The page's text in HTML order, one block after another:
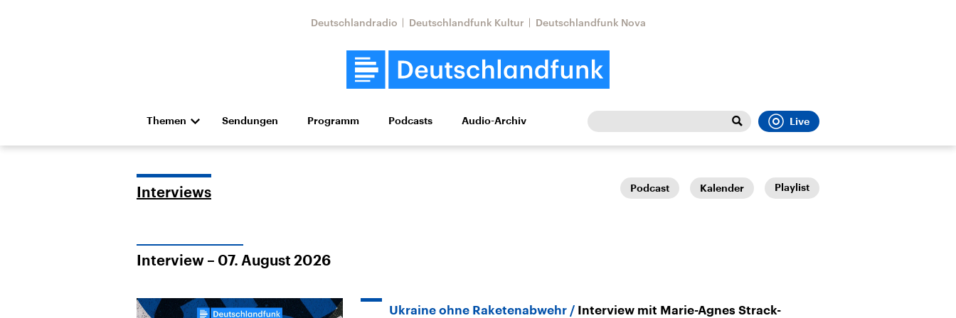
Deutschlandradio Deutschlandfunk Kultur Deutschlandfunk Nova
Themen
Die Nachrichten Politik Wirtschaft Wissen Kultur Europa Gesellschaft Sport
Hörspiel und Feature
Landtagswahl Sachsen-
Anhalt 2026
USA
Aktuelle Beiträge,
Aktuelle Lage und
Aktuelle Lage und
In unseren Faktenchecks
Sendungen Programm Podcasts Audio-Archiv Live
Interviews Podcast Kalender Playlist
Interview – 07. August 2026
Ukraine ohne Raketenabwehr
Interview mit Marie-Agnes Strack-